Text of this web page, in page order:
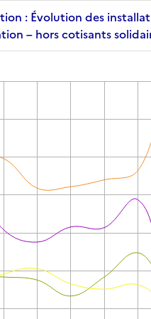
: Évolution des
– hors cotisants